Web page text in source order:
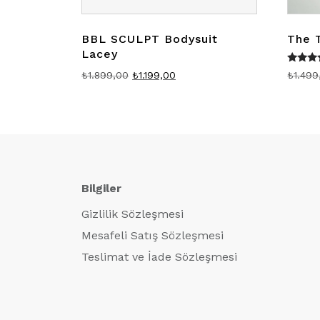
BBL SCULPT Bodysuit
Lacey
₺1.899,00 Orijinal
₺1.199,00
The
5
₺
Bilgiler
Gizlilik Sözleşmesi
Mesafeli Satış Sözleşmesi
Teslimat ve İade Sözleşmesi